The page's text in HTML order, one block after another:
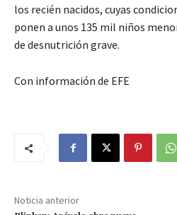
los recién nacidos, cuyas
ponen a unos 135 mil niños
de desnutrición grave.
Con información de EFE
Noticia anterior